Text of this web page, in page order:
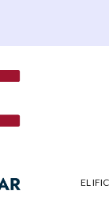
EL IFIC